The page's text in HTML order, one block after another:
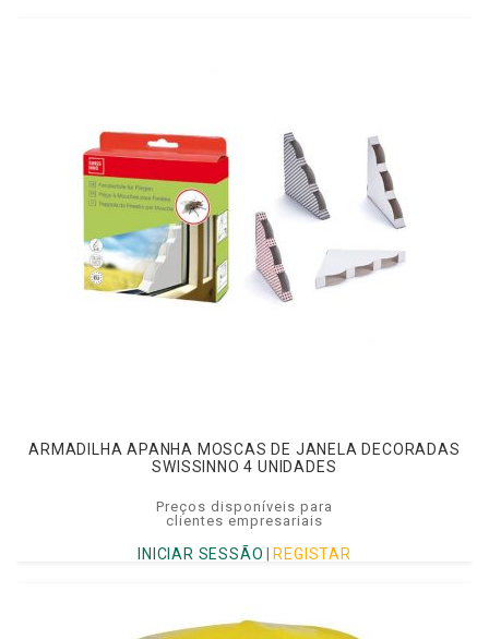
ARMADILHA APANHA MOSCAS DE JANELA DECORADAS
SWISSINNO 4 UNIDADES
Preços disponíveis para
clientes empresariais
INICIAR SESSÃO REGISTAR